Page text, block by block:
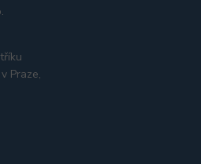
Praze,